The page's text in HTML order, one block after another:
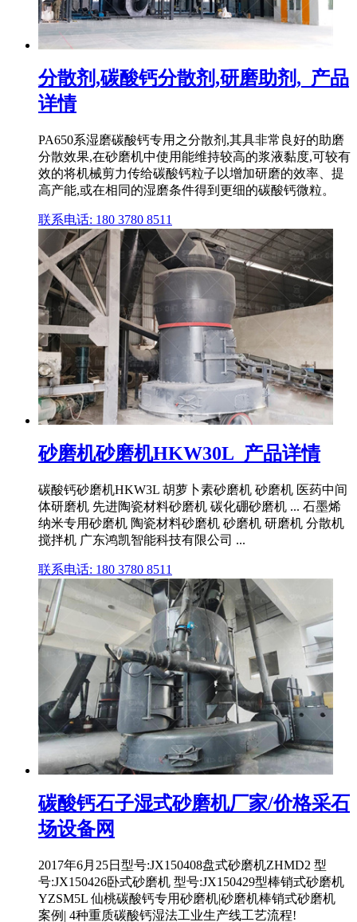
分散剂,碳酸钙分散剂,研磨助剂,_产品
详情
PA650系湿磨碳酸钙专用之分散剂,其具非常良好的助磨
分散效果,在砂磨机中使用能维持较高的浆液黏度,可较有
效的将机械剪力传给碳酸钙粒子以增加研磨的效率、提
高产能,或在相同的湿磨条件得到更细的碳酸钙微粒。
联系电话: 180 3780 8511
砂磨机砂磨机HKW30L_产品详情
碳酸钙砂磨机HKW3L 胡萝卜素砂磨机 砂磨机 医药中间
体研磨机 先进陶瓷材料砂磨机 碳化硼砂磨机 ... 石墨烯
纳米专用砂磨机 陶瓷材料砂磨机 砂磨机 研磨机 分散机
搅拌机 广东鸿凯智能科技有限公司 ...
联系电话: 180 3780 8511
碳酸钙石子湿式砂磨机厂家/价格采石
场设备网
2017年6月25日型号:JX150408盘式砂磨机ZHMD2 型
号:JX150426卧式砂磨机 型号:JX150429型棒销式砂磨机
YZSM5L 仙桃碳酸钙专用砂磨机|砂磨机棒销式砂磨机
案例| 4种重质碳酸钙湿法工业生产线工艺流程!